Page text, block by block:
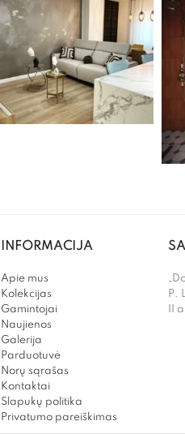
INFORMACIJA
Apie mus
Kolekcijas
Gamintojai
Naujienos
Galerija
Parduotuvė
Norų sąrašas
Kontaktai
Slapukų politika
Privatumo pareiškimas
P.
II